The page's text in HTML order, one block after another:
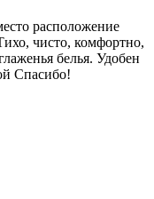
расположение
чисто, комфортно,
белья. Удобен
Спасибо!